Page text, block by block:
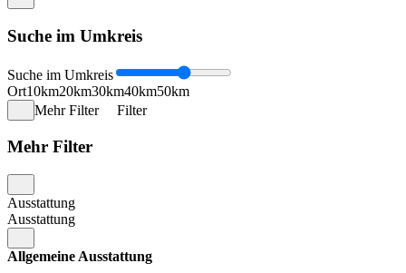
Suche im Umkreis
Suche im Umkreis
Ort10km20km30km40km50km
Mehr Filter
Filter
Mehr Filter
Ausstattung
Ausstattung
Allgemeine Ausstattung